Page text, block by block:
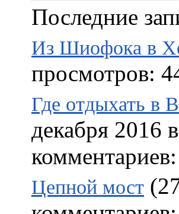
Последние
Из Шиофока в
просмотров:
Где отдыхать в
декабря 2016
Цепной мост